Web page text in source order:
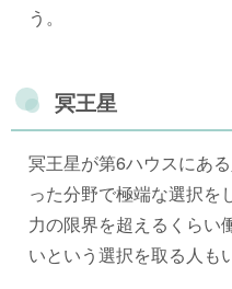
う。
冥王星
冥王星が第6ハウスにあ
った分野で極端な選択を
力の限界を超えるくらい
いという選択を取る人も